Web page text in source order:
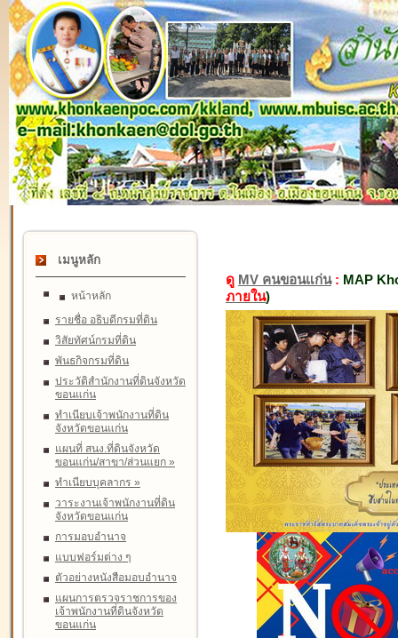
เมนูหลัก
หน้าหลัก
รายชื่อ อธิบดีกรมที่ดิน
วิสัยทัศน์กรมที่ดิน
พันธกิจกรมที่ดิน
ประวัติสำนักงานที่ดินจังหวัด
ขอนแก่น
ทำเนียบเจ้าพนักงานที่ดิน
จังหวัดขอนแก่น
แผนที่ สนง.ที่ดินจังหวัด
ขอนแก่น/สาขา/ส่วนแยก »
ทำเนียบบุคลากร »
วาระงานเจ้าพนักงานที่ดิน
จังหวัดขอนแก่น
การมอบอำนาจ
แบบฟอร์มต่าง ๆ
ตัวอย่างหนังสือมอบอำนาจ
แผนการตรวจราชการของ
เจ้าพนักงานที่ดินจังหวัด
ขอนแก่น
ดู MV คนขอนแก่น: MAP
ภายใน)